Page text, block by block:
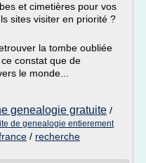
et cimetières pour vos
sites visiter en priorité ?
la tombe oubliée
constat que de
le monde...
genealogie gratuite /
de genealogie entierement
/ recherche